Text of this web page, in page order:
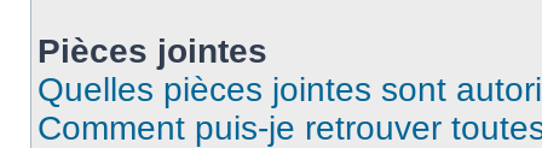
Pièces jointes
Quelles pièces jointes sont
Comment puis-je retrouver